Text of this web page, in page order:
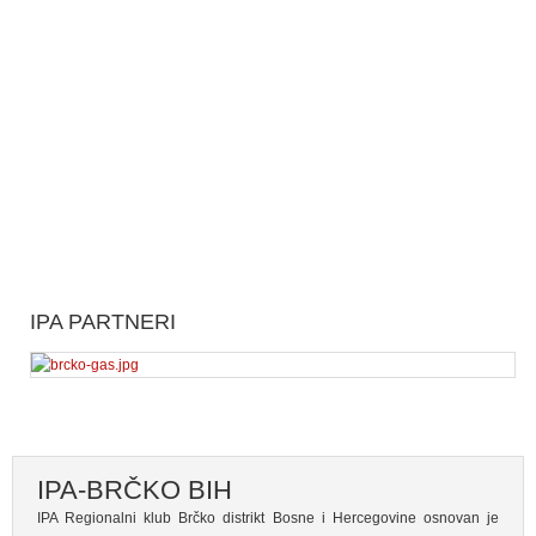
IPA PARTNERI
IPA-BRČKO BIH
IPA Regionalni klub Brčko distrikt Bosne i Hercegovine osnovan je